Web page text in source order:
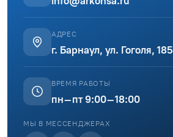
АДРЕС
г. Барнаул, ул. Гоголя, 185
ВРЕМЯ РАБОТЫ
пн–пт 9:00–18:00
МЫ В МЕССЕНДЖЕРАХ